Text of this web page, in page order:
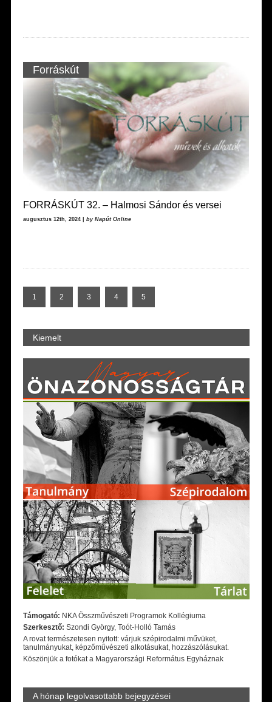
Forráskút
FORRÁSKÚT 32. – Halmosi Sándor és versei
augusztus 12th, 2024 | by Napút Online
1 2 3 4 5
Kiemelt
Támogató: NKA Összművészeti Programok Kollégiuma
Szerkesztő: Szondi György, Toót-Holló Tamás
A rovat természetesen nyitott: várjuk szépirodalmi művüket,
tanulmányukat, képzőművészeti alkotásukat, hozzászólásukat.
Köszönjük a fotókat a Magyarországi Református Egyháznak
A hónap legolvasottabb bejegyzései